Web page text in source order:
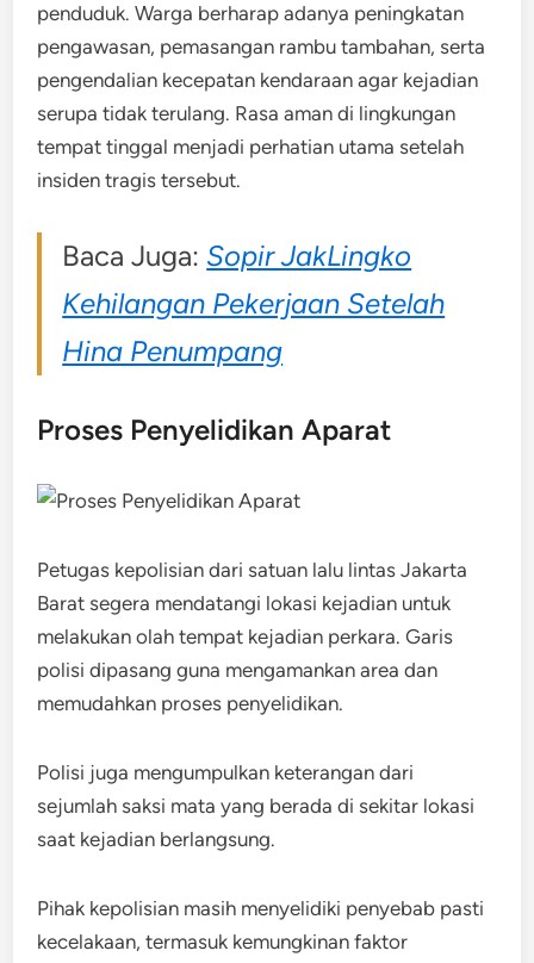
penduduk. Warga berharap adanya peningkatan
pengawasan, pemasangan rambu tambahan, serta
pengendalian kecepatan kendaraan agar kejadian
serupa tidak terulang. Rasa aman di lingkungan
tempat tinggal menjadi perhatian utama setelah
insiden tragis tersebut.
Baca Juga: Sopir JakLingko
Kehilangan Pekerjaan Setelah
Hina Penumpang
Proses Penyelidikan Aparat
Petugas kepolisian dari satuan lalu lintas Jakarta
Barat segera mendatangi lokasi kejadian untuk
melakukan olah tempat kejadian perkara. Garis
polisi dipasang guna mengamankan area dan
memudahkan proses penyelidikan.
Polisi juga mengumpulkan keterangan dari
sejumlah saksi mata yang berada di sekitar lokasi
saat kejadian berlangsung.
Pihak kepolisian masih menyelidiki penyebab pasti
kecelakaan, termasuk kemungkinan faktor